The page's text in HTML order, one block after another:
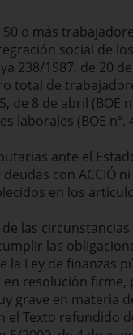
50 o más
social de
238/1987, de 20
total de
de 8 de abril (BOE
laborales (BOE
ante el
con ACCIÓ
en los
las
las
la Ley de finanzas
resolución
grave en materia
Texto refundido